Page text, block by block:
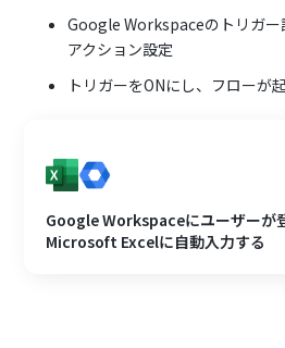
Google Workspaceのトリガ
アクション設定
トリガーをONにし、フローが
Google Workspaceにユーザーが
Microsoft Excelに自動入力する